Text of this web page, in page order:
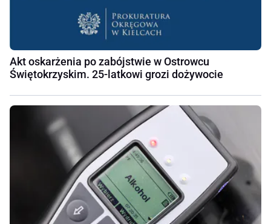
Akt oskarżenia po zabójstwie w Ostrowcu
Świętokrzyskim. 25-latkowi grozi dożywocie